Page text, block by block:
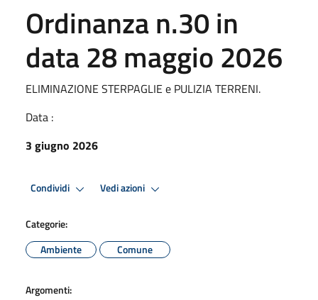
Ordinanza n.30 in
data 28 maggio 2026
ELIMINAZIONE STERPAGLIE e PULIZIA TERRENI.
Data :
3 giugno 2026
Condividi Vedi azioni
Categorie:
Ambiente
Comune
Argomenti: